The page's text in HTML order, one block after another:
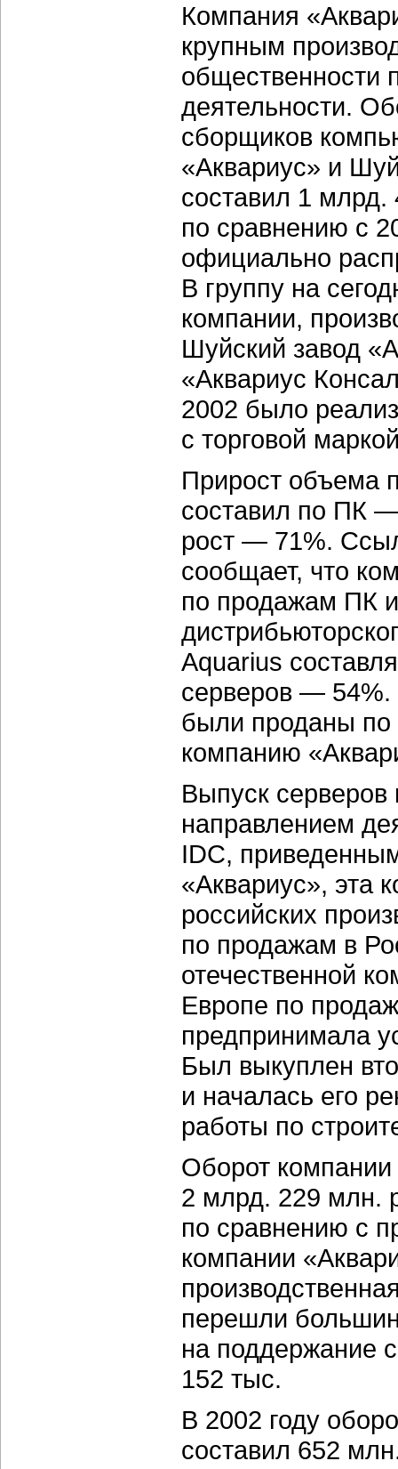
Компания
крупным
общественности
деятельности.
сборщиков
«Аквариус» и
составил 1
по сравнению с
официально
В группу на
компании,
Шуйский завод
«Аквариус
2002 было
с торговой
Прирост объема
составил по ПК
рост — 71%.
сообщает, что
по продажам ПК
Aquarius
серверов — 54%.
были проданы по
компанию
Выпуск
направлением
IDC,
«Аквариус», эта
российских
по продажам в
отечественной
Европе по
предпринимала
Был выкуплен
и началась его
работы по
Оборот компании
2 млрд. 229 млн.
по сравнению с
компании
перешли
на поддержание
152 тыс.
В 2002 году
составил 652